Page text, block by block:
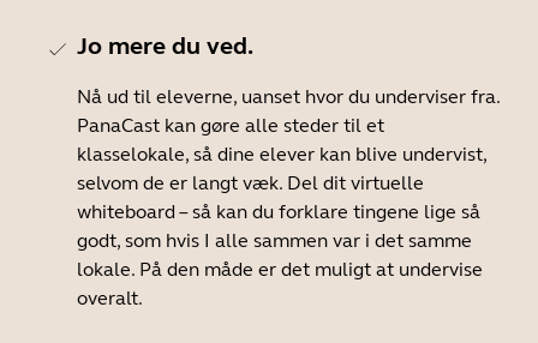
Jo mere du ved.
Nå ud til eleverne, uanset hvor du underviser fra.
PanaCast kan gøre alle steder til et
klasselokale, så dine elever kan blive undervist,
selvom de er langt væk. Del dit virtuelle
whiteboard – så kan du forklare tingene lige så
godt, som hvis I alle sammen var i det samme
lokale. På den måde er det muligt at undervise
overalt.